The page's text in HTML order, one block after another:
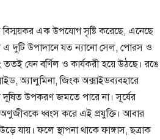
বিস্ময়কর এক উপযোগ সৃষ্টি করেছে, এনেছে
এ দুটি উপাদানে যত ন্যানো সেল, পোরস ও
ততই যেন বর্ণিল ও কার্যকরী হয়ে উঠছে। রঙে
অ্যালুমিনা, জিংক অক্সাইডব্যবহারে
উপকরণ জমতে পারে না। সূর্যের
অণুজীবকে ধ্বংস করে এই প্রযুক্তি। আবার
যায়। ফলে স্থাপনা থাকে ফাঙ্গাস, ছত্রাক